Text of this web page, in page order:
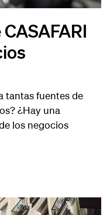
tantas fuentes de
¿Hay una
los negocios